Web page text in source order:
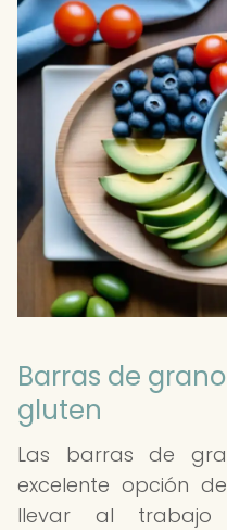
Barras de
gluten
Las barras de
excelente opción
llevar al